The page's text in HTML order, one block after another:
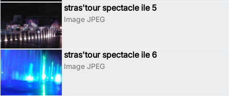
stras'tour spectacle ile 5
Image JPEG
stras'tour spectacle ile 6
Image JPEG